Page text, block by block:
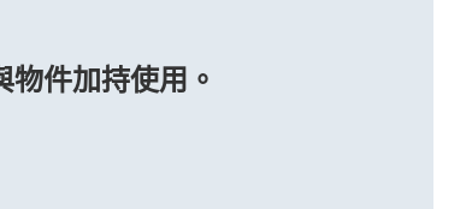
件加持使用。